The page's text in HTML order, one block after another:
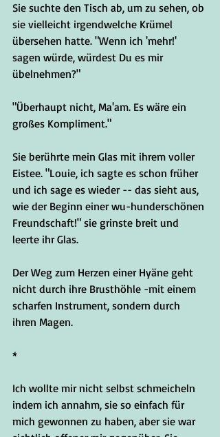
Sie suchte den Tisch ab, um zu sehen, ob
sie vielleicht irgendwelche Krümel
übersehen hatte. "Wenn ich 'mehr!'
sagen würde, würdest Du es mir
übelnehmen?"
"Überhaupt nicht, Ma'am. Es wäre ein
großes Kompliment."
Sie berührte mein Glas mit ihrem voller
Eistee. "Louie, ich sagte es schon früher
und ich sage es wieder -- das sieht aus,
wie der Beginn einer wu-hunderschönen
Freundschaft!" sie grinste breit und
leerte ihr Glas.
Der Weg zum Herzen einer Hyäne geht
nicht durch ihre Brusthöhle -mit einem
scharfen Instrument, sondern durch
ihren Magen.
*
Ich wollte mir nicht selbst schmeicheln
indem ich annahm, sie so einfach für
mich gewonnen zu haben, aber sie war